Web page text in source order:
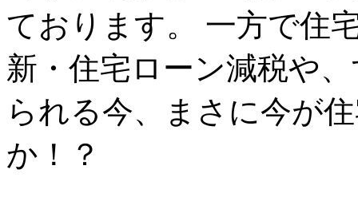
ております。 一方で住
新・住宅ローン減税や
られる今、まさに今が
か！？